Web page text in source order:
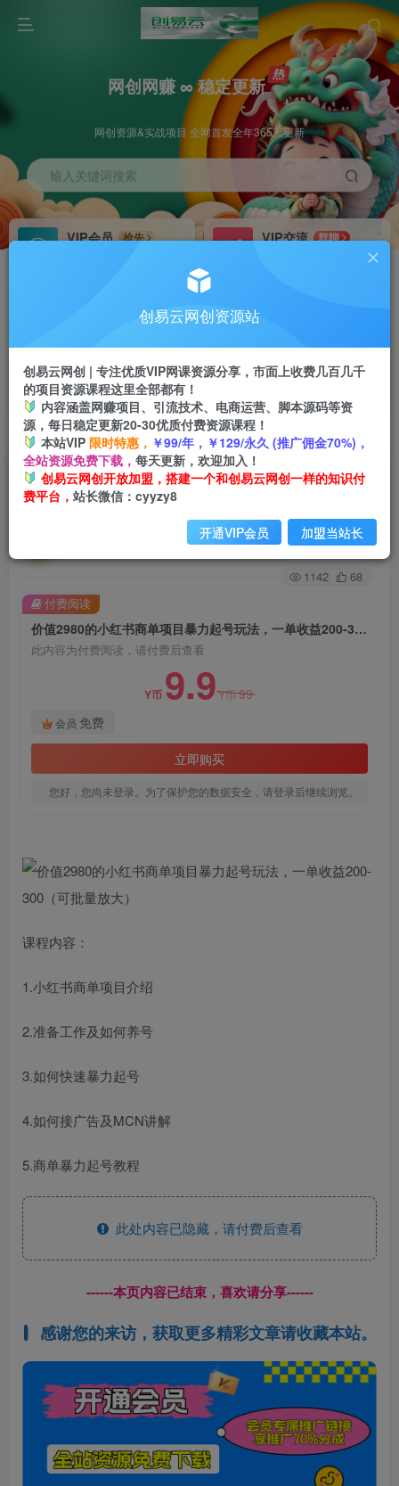
网创网赚 ∞ 稳定更新
网创资源&实战项目 全网首发全年365天更新
输入关键词搜索
VIP会员
抢先
VIP交流
群聊
研究探讨更多创业项目路子。
会员专属推广链接
挂机 项目
脚本卡密
APP下载
GO
首页 创业课程 会员免费 正文
价值2980的小红书商单项目暴力起号玩法，一单
收益200-300（可批量放大）
关注
1142 68
价值2980的小红书商单项目暴力起号玩法，一单收益200-300（可批量放大）
此内容为付费阅读，请付费后查看
Y币 9.9Y币99
会员 免费
立即购买
您好，您尚未登录。为了保护您的数据安全，请登录后继续浏览。
付费阅读
课程内容：
1.小红书商单项目介绍
2.准备工作及如何养号
3.如何快速暴力起号
4.如何接广告及MCN讲解
5.商单暴力起号教程
此处内容已隐藏，请付费后查看
------本页内容已结束，喜欢请分享------
感谢您的来访，获取更多精彩文章请收藏本站。
创易云网创资源站
创易云网创 | 专注优质VIP网课资源分享，市面上收费几百几千
的项目资源课程这里全部都有！
内容涵盖网赚项目、引流技术、电商运营、脚本源码等资
源，每日稳定更新20-30优质付费资源课程！
本站VIP 限时特惠， ￥99/年，￥129/永久 (推广佣金70%)，
全站资源免费下载， 每天更新，欢迎加入！
创易云网创开放加盟，搭建一个和创易云网创一样的知识付
费平台， 站长微信：cyyzy8
开通VIP会员 加盟当站长